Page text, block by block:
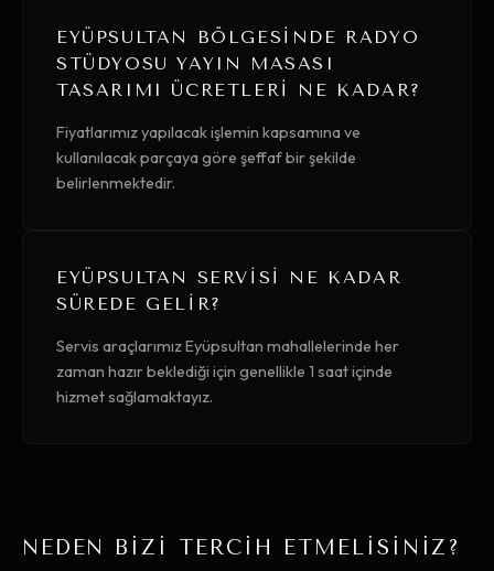
EYÜPSULTAN BÖLGESINDE RADYO
STÜDYOSU YAYIN MASASI
TASARIMI ÜCRETLERI NE KADAR?
Fiyatlarımız yapılacak işlemin kapsamına ve
kullanılacak parçaya göre şeffaf bir şekilde
belirlenmektedir.
EYÜPSULTAN SERVISI NE KADAR
SÜREDE GELIR?
Servis araçlarımız Eyüpsultan mahallelerinde her
zaman hazır beklediği için genellikle 1 saat içinde
hizmet sağlamaktayız.
NEDEN BİZİ TERCİH ETMELİSİNİZ?